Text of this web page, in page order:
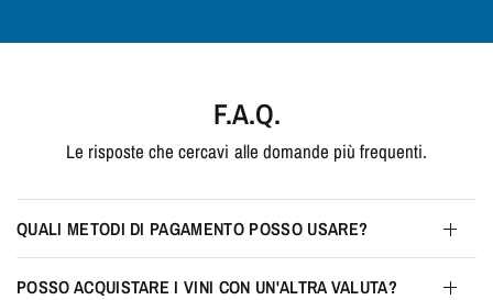
F.A.Q.
Le risposte che cercavi alle domande più frequenti.
QUALI METODI DI PAGAMENTO POSSO USARE?
POSSO ACQUISTARE I VINI CON UN'ALTRA VALUTA?